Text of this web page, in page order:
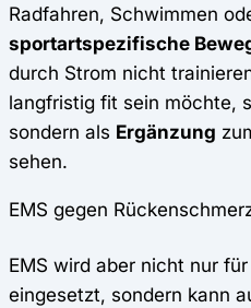
Radfahren, Schwimmen
sportartspezifische
durch Strom nicht
langfristig fit sein möchte,
sondern als Ergänzung
sehen.
EMS gegen
EMS wird aber nicht nur
eingesetzt, sondern kann